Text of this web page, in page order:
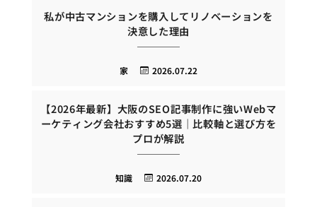
私が中古マンションを購入してリノベーションを
決意した理由
2026.07.22
家
【2026年最新】大阪のSEO記事制作に強いWebマ
ーケティング会社おすすめ5選｜比較軸と選び方を
プロが解説
2026.07.20
知識